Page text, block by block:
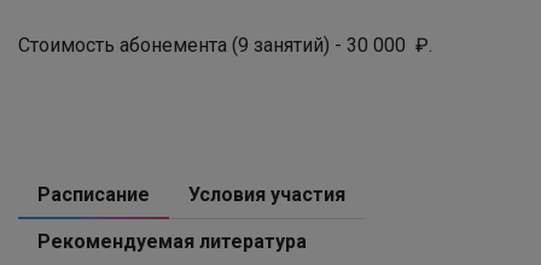
Стоимость абонемента (9 занятий) - 30 000 ₽.
Расписание Условия участия
Рекомендуемая литература